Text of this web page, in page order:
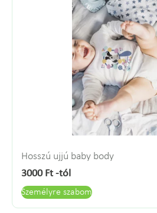
Hosszú ujjú baby body
3000 Ft-tól
Személyre szabom